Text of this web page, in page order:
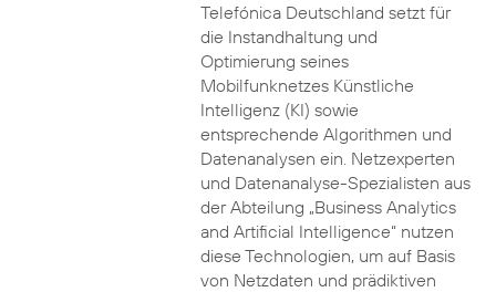
Telefónica Deutschland setzt für
die Instandhaltung und
Optimierung seines
Mobilfunknetzes Künstliche
Intelligenz (KI) sowie
entsprechende Algorithmen und
Datenanalysen ein. Netzexperten
und Datenanalyse-Spezialisten aus
der Abteilung „Business Analytics
and Artificial Intelligence“ nutzen
diese Technologien, um auf Basis
von Netzdaten und prädiktiven